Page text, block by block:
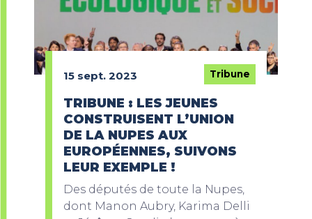
15 sept. 2023 Tribune
TRIBUNE : LES JEUNES
CONSTRUISENT L’UNION
DE LA NUPES AUX
EUROPÉENNES, SUIVONS
LEUR EXEMPLE !
Des députés de toute la Nupes,
dont Manon Aubry, Karima Delli